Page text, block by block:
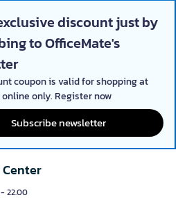
discount just by
to OfficeMate's
coupon is valid for shopping at
only. Register now
Subscribe newsletter
22.00